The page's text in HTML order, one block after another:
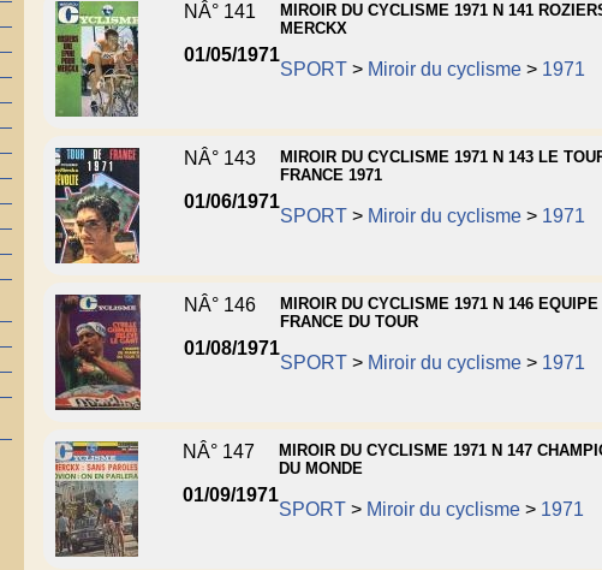
NÂ° 141
01/05/1971
MIROIR DU CYCLISME 1971 N 141
MERCKX
SPORT> Miroir du cyclisme> 1971
NÂ° 143
01/06/1971
MIROIR DU CYCLISME 1971 N 143 LE
FRANCE 1971
SPORT> Miroir du cyclisme> 1971
NÂ° 146
01/08/1971
MIROIR DU CYCLISME 1971 N 146 EQUIPE
FRANCE DU TOUR
SPORT> Miroir du cyclisme> 1971
NÂ° 147
01/09/1971
MIROIR DU CYCLISME 1971 N 147
DU MONDE
SPORT> Miroir du cyclisme> 1971